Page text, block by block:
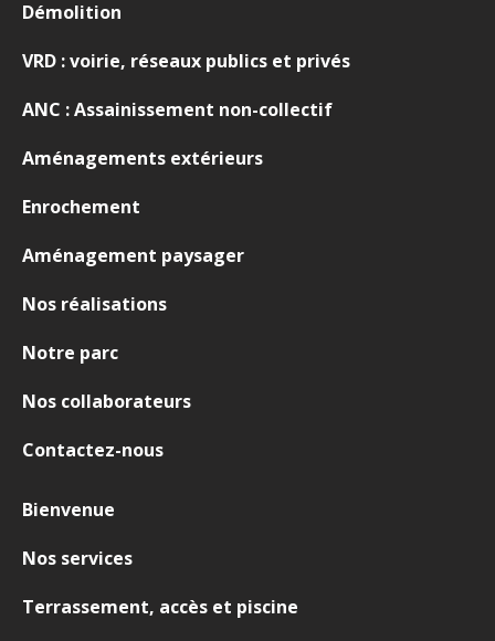
Démolition
VRD : voirie, réseaux publics et privés
ANC : Assainissement non-collectif
Aménagements extérieurs
Enrochement
Aménagement paysager
Nos réalisations
Notre parc
Nos collaborateurs
Contactez-nous
Bienvenue
Nos services
Terrassement, accès et piscine